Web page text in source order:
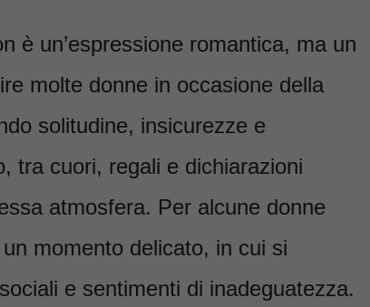
è un’espressione romantica, ma un
molte donne in occasione della
solitudine, insicurezze e
tra cuori, regali e dichiarazioni
atmosfera. Per alcune donne
momento delicato, in cui si
e sentimenti di inadeguatezza.